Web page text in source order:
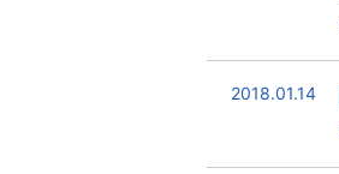
2018.01.14